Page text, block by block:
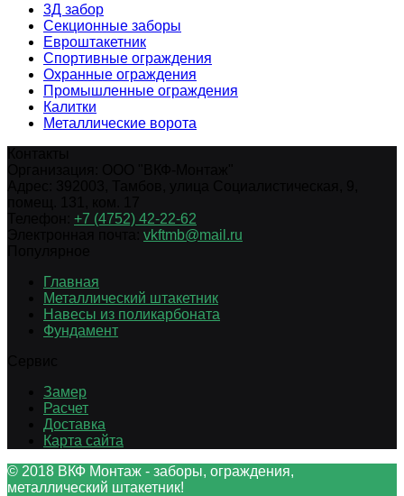
3Д забор
Секционные заборы
Евроштакетник
Спортивные ограждения
Охранные ограждения
Промышленные ограждения
Калитки
Металлические ворота
+7 (4752) 42-22-62
vkftmb@mail.ru
Главная
Металлический штакетник
Навесы из поликарбоната
Фундамент
Замер
Расчет
Доставка
Карта сайта
© 2018 ВКФ Монтаж - заборы, ограждения,
металлический штакетник!